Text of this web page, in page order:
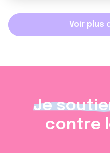
Voir plus
Je
contre